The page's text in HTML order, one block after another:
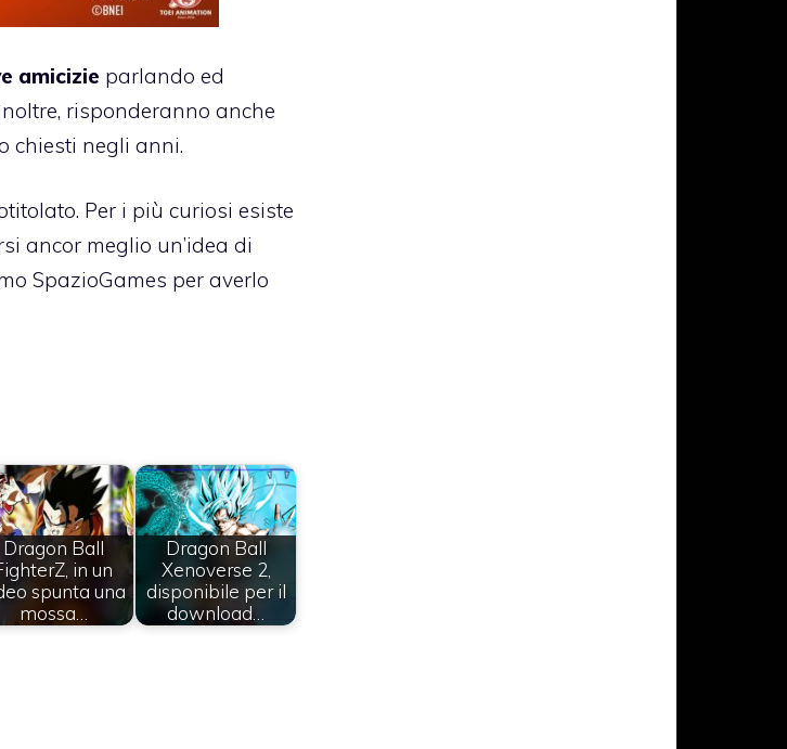
amicizie parlando ed
risponderanno anche
chiesti negli anni.
Per i più curiosi esiste
ancor meglio un’idea di
SpazioGames per averlo
Dragon Ball
in un
spunta una
mossa…
Dragon Ball
Xenoverse 2,
disponibile per il
download…